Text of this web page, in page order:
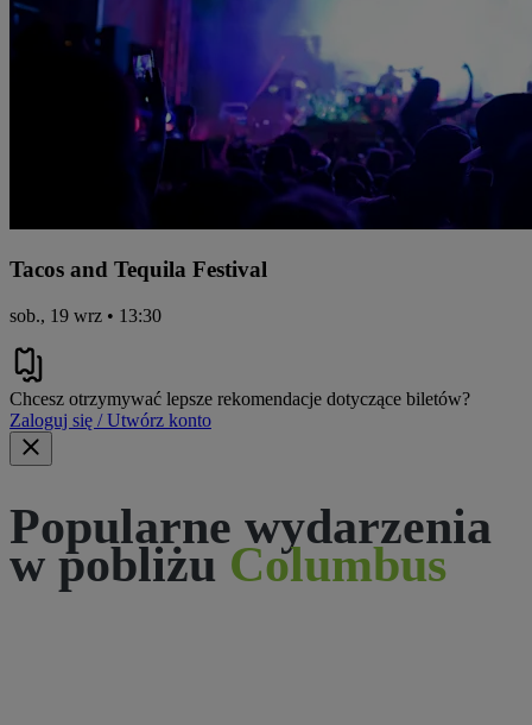
Tacos and Tequila Festival
sob., 19 wrz • 13:30
Chcesz otrzymywać lepsze rekomendacje dotyczące biletów?
Zaloguj się / Utwórz konto
Popularne wydarzenia
w pobliżu Columbus